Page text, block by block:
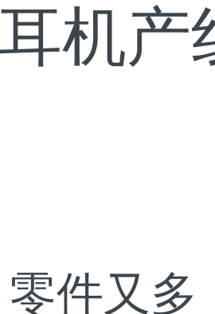
机产
件又多